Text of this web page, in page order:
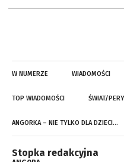
W NUMERZE WIADOMOŚCI
TOP WIADOMOŚCI ŚWIAT/
ANGORKA – NIE TYLKO DLA DZIECI…
Stopka redakcyjna